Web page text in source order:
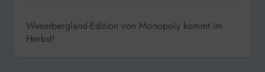
Weserbergland-Edition von Monopoly kommt im
Herbst!